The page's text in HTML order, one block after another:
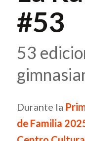
#53
53
Durante la
de Familia